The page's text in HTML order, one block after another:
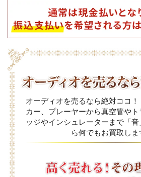
オーディオを売るなら絶対ココ
カー、プレーヤーから真空管やト
ッジやインシュレーターまで「
ら何でもお買取しま